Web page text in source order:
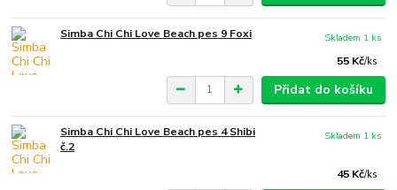
Simba Chi Chi Love Beach pes 9 Foxi
55 Kč/ks
Skladem 1 ks
Přidat do košíku
Simba Chi Chi Love Beach pes 4 Shibi
č.2
45 Kč/ks
Skladem 1 ks